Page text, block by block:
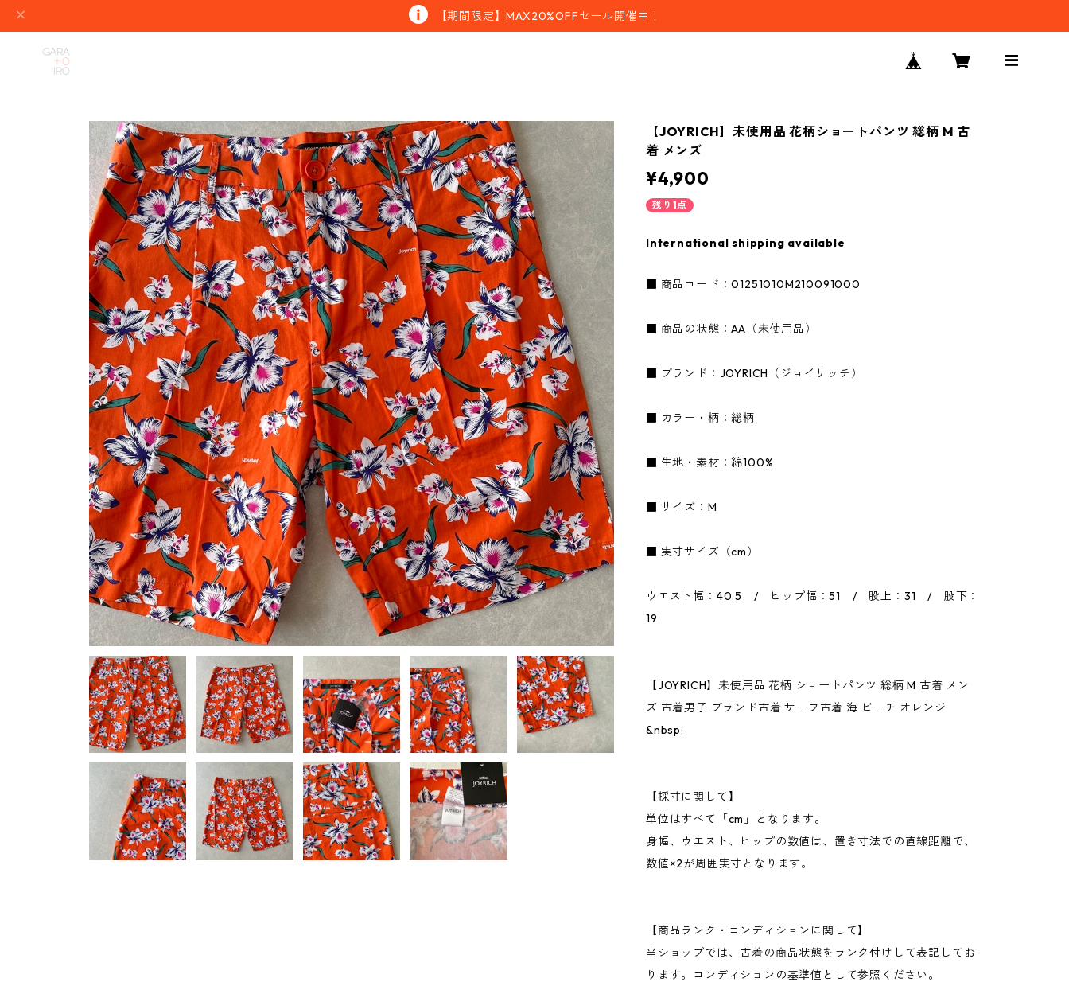
【期間限定】MAX20%OFFセール開催中！
【JOYRICH】未使用品 花柄ショートパンツ 総柄 M 古
着 メンズ
¥4,900
残り1点
International shipping available
■ 商品コード：01251010M210091000
■ 商品の状態：AA（未使用品）
■ ブランド：JOYRICH（ジョイリッチ）
■ カラー・柄：総柄
■ 生地・素材：綿100%
■ サイズ：M
■ 実寸サイズ（cm）
ウエスト幅：40.5 / ヒップ幅：51 / 股上：31 / 股下：
19
【JOYRICH】未使用品 花柄 ショートパンツ 総柄 M 古着 メン
ズ 古着男子 ブランド古着 サーフ古着 海 ビーチ オレンジ
&nbsp;
【採寸に関して】
単位はすべて「cm」となります。
身幅、ウエスト、ヒップの数値は、置き寸法での直線距離で、
数値×2が周囲実寸となります。
【商品ランク・コンディションに関して】
当ショップでは、古着の商品状態をランク付けして表記してお
ります。コンディションの基準値として参照ください。